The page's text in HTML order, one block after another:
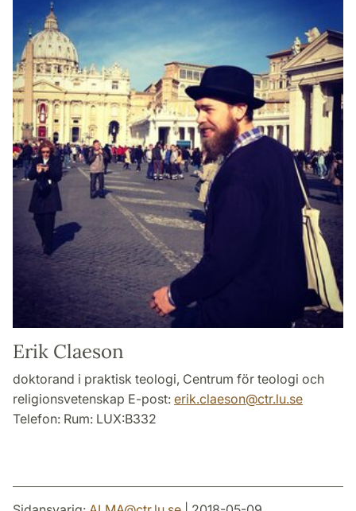
Erik Claeson
doktorand i praktisk teologi, Centrum för teologi och
religionsvetenskap E-post: erik.claeson@ctr.lu.se
Telefon: Rum: LUX:B332